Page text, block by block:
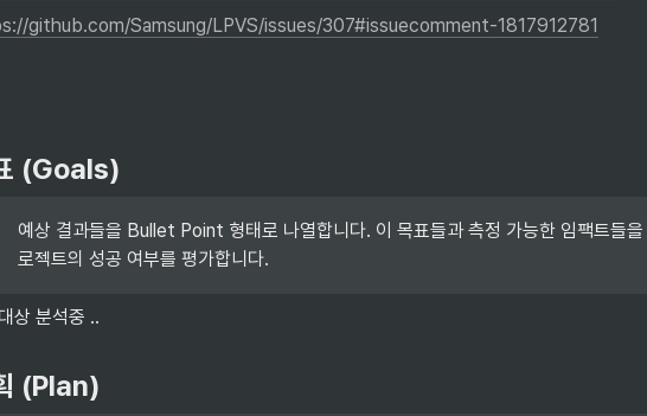
github.com/Samsung/LPVS/issues/307#issuecomment-1817912781
(Goals)
예상 결과들을 Bullet Point 형태로 나열합니다. 이 목표들과 측정 가능한 임팩트들
로젝트의 성공 여부를 평가합니다.
대상 분석중 ..
(Plan)